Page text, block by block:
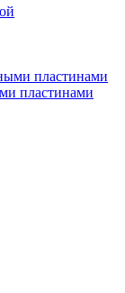
пластинами